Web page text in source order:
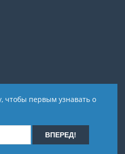
чтобы первым узнавать о